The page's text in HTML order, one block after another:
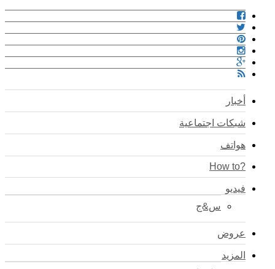
أخبار
شبكات اجتماعية
هواتف
?How to
فيديو
س&ج
عروض
المزيد